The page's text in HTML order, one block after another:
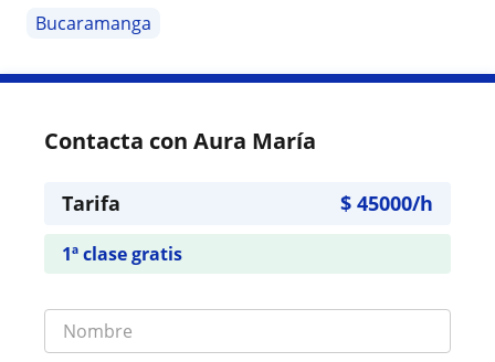
Bucaramanga
Contacta con Aura María
Tarifa $ 45000/h
1ª clase gratis